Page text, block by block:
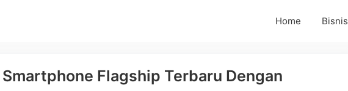
Home Bisnis
Flagship Terbaru Dengan